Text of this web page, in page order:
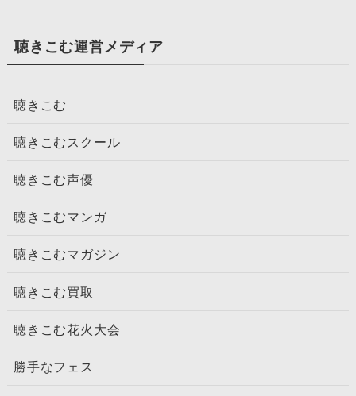
聴きこむ運営メディア
聴きこむ
聴きこむスクール
聴きこむ声優
聴きこむマンガ
聴きこむマガジン
聴きこむ買取
聴きこむ花火大会
勝手なフェス